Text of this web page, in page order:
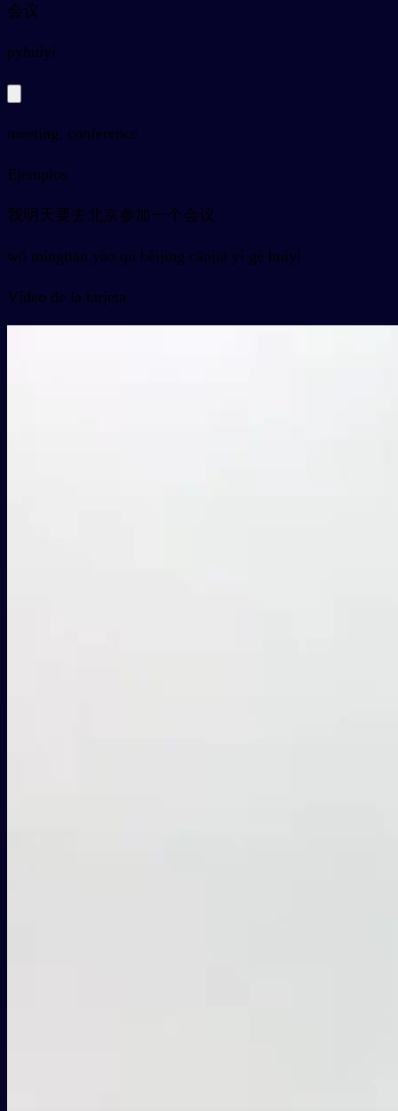
会议
pyhuìyì
meeting, conference
Ejemplos
我明天要去北京参加一个会议
wǒ míngtiān yào qù běijīng cānjiā yí gè huìyì
Vídeo de la tarjeta